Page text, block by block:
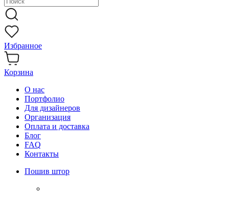
Избранное
Корзина
О нас
Портфолио
Для дизайнеров
Организация
Оплата и доставка
Блог
FAQ
Контакты
Пошив штор